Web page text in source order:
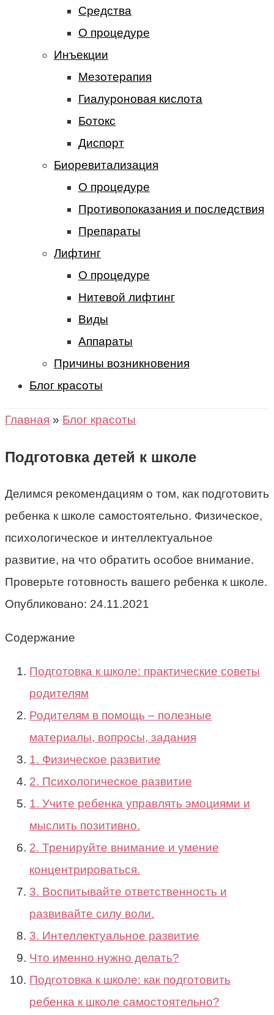
Средства
О процедуре
Инъекции
Мезотерапия
Гиалуроновая кислота
Ботокс
Диспорт
Биоревитализация
О процедуре
Противопоказания и последствия
Препараты
Лифтинг
О процедуре
Нитевой лифтинг
Виды
Аппараты
Причины возникновения
Блог красоты
Главная » Блог красоты
Подготовка детей к школе
Делимся рекомендациям о том, как подготовить
ребенка к школе самостоятельно. Физическое,
психологическое и интеллектуальное
развитие, на что обратить особое внимание.
Проверьте готовность вашего ребенка к школе.
Опубликовано: 24.11.2021
Содержание
Подготовка к школе: практические советы
родителям
Родителям в помощь – полезные
материалы, вопросы, задания
1. Физическое развитие
2. Психологическое развитие
1. Учите ребенка управлять эмоциями и
мыслить позитивно.
2. Тренируйте внимание и умение
концентрироваться.
3. Воспитывайте ответственность и
развивайте силу воли.
3. Интеллектуальное развитие
Что именно нужно делать?
Подготовка к школе: как подготовить
ребенка к школе самостоятельно?